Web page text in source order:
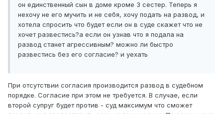
он единственный сын в доме кроме 3 сестер. Теперь я
нехочу не его мучить и не себя, хочу подать на развод, и
хотела спросить что будет если он в суде скажет что не
хочет развестись?а если он узнав что я подала на
развод станет агрессивным? можно ли быстро
развестись без его согласие? и уехать
При отсутствии согласия производится развод в судебном
порядке. Согласие при этом не требуется. В случае, если
второй супруг будет против - суд максимум что сможет